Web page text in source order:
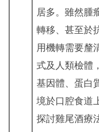
居多。雖然腫
轉移、甚至於
用機轉需要釐
式及人類檢體
基因體、蛋白
境於口腔食道
探討雞尾酒療